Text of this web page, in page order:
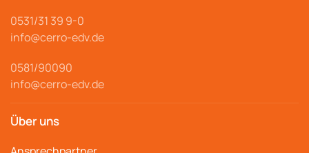
0531/31 39 9-0
info@cerro-edv.de
0581/90090
info@cerro-edv.de
Über uns